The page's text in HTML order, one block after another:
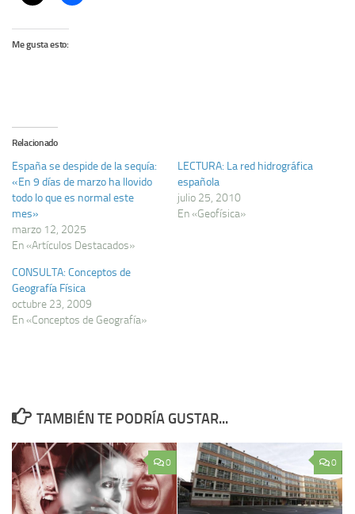
Me gusta esto:
Relacionado
España se despide de la sequía:
«En 9 días de marzo ha llovido
todo lo que es normal este
mes»
marzo 12, 2025
En «Artículos Destacados»
LECTURA: La red hidrográfica
española
julio 25, 2010
En «Geofísica»
CONSULTA: Conceptos de
Geografí­a Fí­sica
octubre 23, 2009
En «Conceptos de Geografía»
TAMBIÉN TE PODRÍA GUSTAR...
0 0